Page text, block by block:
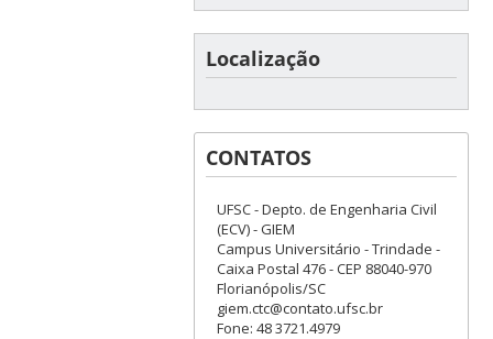
Localização
CONTATOS
UFSC - Depto. de Engenharia Civil
(ECV) - GIEM
Campus Universitário - Trindade -
Caixa Postal 476 - CEP 88040-970
Florianópolis/SC
giem.ctc@contato.ufsc.br
Fone: 48 3721.4979